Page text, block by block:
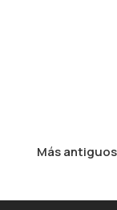
Más antiguos